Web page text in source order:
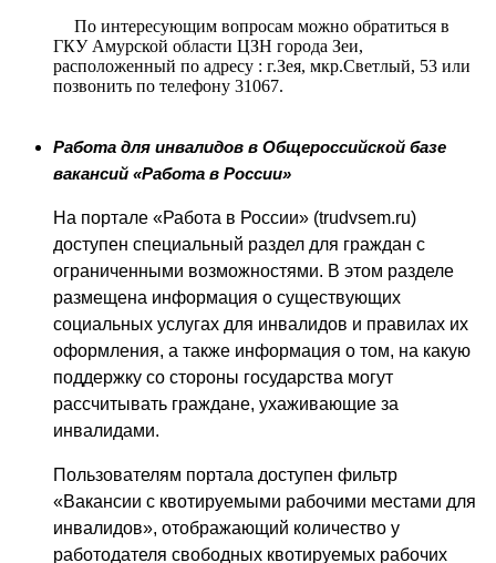
По интересующим вопросам можно обратиться в
ГКУ Амурской области ЦЗН города Зеи,
расположенный по адресу : г.Зея, мкр.Светлый, 53 или
позвонить по телефону 31067.
Работа для инвалидов в Общероссийской базе
вакансий «Работа в России»
На портале «Работа в России» (trudvsem.ru)
доступен специальный раздел для граждан с
ограниченными возможностями. В этом разделе
размещена информация о существующих
социальных услугах для инвалидов и правилах их
оформления, а также информация о том, на какую
поддержку со стороны государства могут
рассчитывать граждане, ухаживающие за
инвалидами.
Пользователям портала доступен фильтр
«Вакансии с квотируемыми рабочими местами для
инвалидов», отображающий количество у
работодателя свободных квотируемых рабочих